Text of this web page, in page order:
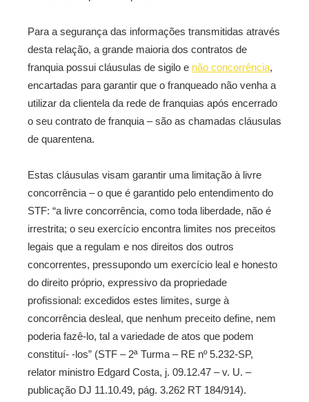
Para a segurança das informações transmitidas através
desta relação, a grande maioria dos contratos de
franquia possui cláusulas de sigilo e não concorrência,
encartadas para garantir que o franqueado não venha a
utilizar da clientela da rede de franquias após encerrado
o seu contrato de franquia – são as chamadas cláusulas
de quarentena.
Estas cláusulas visam garantir uma limitação à livre
concorrência – o que é garantido pelo entendimento do
STF: “a livre concorrência, como toda liberdade, não é
irrestrita; o seu exercício encontra limites nos preceitos
legais que a regulam e nos direitos dos outros
concorrentes, pressupondo um exercício leal e honesto
do direito próprio, expressivo da propriedade
profissional: excedidos estes limites, surge à
concorrência desleal, que nenhum preceito define, nem
poderia fazê-lo, tal a variedade de atos que podem
constituí- -los” (STF – 2ª Turma – RE nº 5.232-SP,
relator ministro Edgard Costa, j. 09.12.47 – v. U. –
publicação DJ 11.10.49, pág. 3.262 RT 184/914).